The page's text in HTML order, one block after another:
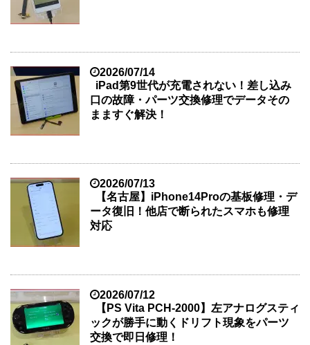
2026/07/14
iPad第9世代が充電されない！差し込み
口の故障・パーツ交換修理でデータその
まますぐ解決！
2026/07/13
【名古屋】iPhone14Proの基板修理・デ
ータ復旧！他店で断られたスマホも修理
対応
2026/07/12
【PS Vita PCH-2000】左アナログスティ
ックが勝手に動くドリフト現象をパーツ
交換で即日修理！